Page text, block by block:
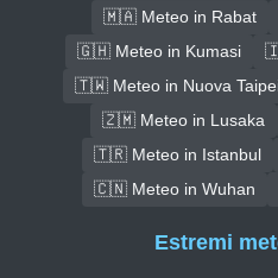
🇲🇦 Meteo in Rabat
🇬🇭 Meteo in Kumasi
🇹🇼 Meteo in Nuova
🇿🇲 Meteo in Lusaka
🇹🇷 Meteo in Istanbul
🇨🇳 Meteo in Wuhan
Estremi